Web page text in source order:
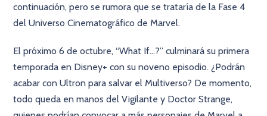
continuación, pero se rumora que se trataría de la Fase 4
del Universo Cinematográfico de Marvel.
El próximo 6 de octubre, “What If...?” culminará su primera
temporada en Disney+ con su noveno episodio. ¿Podrán
acabar con Ultron para salvar el Multiverso? De momento,
todo queda en manos del Vigilante y Doctor Strange,